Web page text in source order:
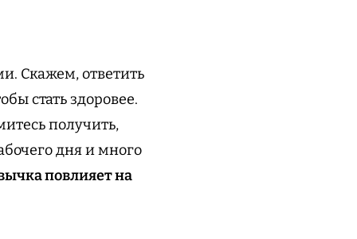
Скажем, ответить
стать здоровее.
получить,
дня и много
повлияет на